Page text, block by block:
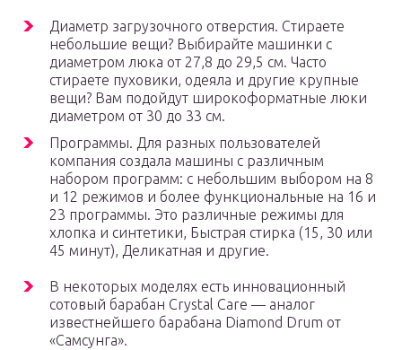
Диаметр загрузочного отверстия. Стираете
небольшие вещи? Выбирайте машинки с
диаметром люка от 27,8 до 29,5 см. Часто
стираете пуховики, одеяла и другие крупные
вещи? Вам подойдут широкоформатные люки
диаметром от 30 до 33 см.
Программы. Для разных пользователей
компания создала машины с различным
набором программ: с небольшим выбором на 8
и 12 режимов и более функциональные на 16 и
23 программы. Это различные режимы для
хлопка и синтетики, Быстрая стирка (15, 30 или
45 минут), Деликатная и другие.
В некоторых моделях есть инновационный
сотовый барабан Crystal Care — аналог
известнейшего барабана Diamond Drum от
«Самсунга».